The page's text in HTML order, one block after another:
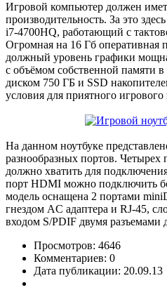
Игровой компьютер должен
производительность. За это
i7-4700HQ, работающий с
Огромная на 16 Гб оперативная
должный уровень графики
с объёмом собственной памяти
диском 750 ГБ и SSD
условия для приятного игрового
На данном ноутбуке
разнообразных портов. Четырех
должно хватить для
порт HDMI можно подключить
модель оснащена 2 портами
гнездом AC адаптера и RJ-45,
входом S/PDIF двумя
Просмотров: 4646
Комментариев: 0
Дата публикации: 20.09.13